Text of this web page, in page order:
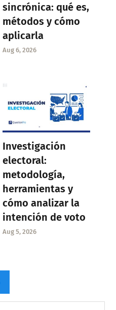
sincrónica: qué es,
métodos y cómo
aplicarla
Aug 6, 2026
Investigación
electoral:
metodología,
herramientas y
cómo analizar la
intención de voto
Aug 5, 2026